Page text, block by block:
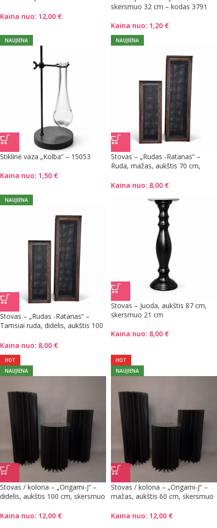
Kaina nuo: 12,00 €
skersmuo 32 cm – kodas 3791
Kaina nuo: 1,20 €
NAUJIENA
Stiklinė vaza „Kolba“ – 15053
Kaina nuo: 1,50 €
NAUJIENA
Stovas – „Rudas -Ratanas“ –
Ruda, mažas, aukštis 70 cm,
Kaina nuo: 8,00 €
NAUJIENA
Stovas – „Rudas -Ratanas“ –
Tamsiai ruda, didelis, aukštis 100
Kaina nuo: 8,00 €
Stovas – Juoda, aukštis 87 cm,
skersmuo 21 cm
Kaina nuo: 8,00 €
HOT
NAUJIENA
Stovas / kolona – „Origami-J“ –
didelis, aukštis 100 cm, skersmuo
Kaina nuo: 12,00 €
HOT
NAUJIENA
Stovas / kolona – „Origami-J“ –
mažas, aukštis 60 cm, skersmuo
Kaina nuo: 12,00 €